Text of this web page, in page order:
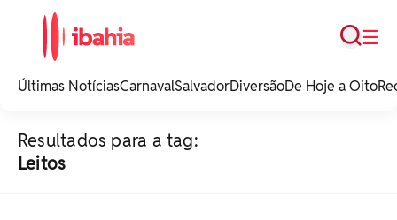
noticias e
☰
Busca
Últimas NotíciasCarnavalSalvadorDiversãoDe Hoje a Oito
Resultados para a tag:
Leitos